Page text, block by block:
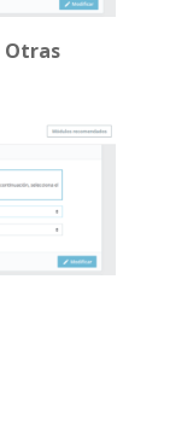
Otras